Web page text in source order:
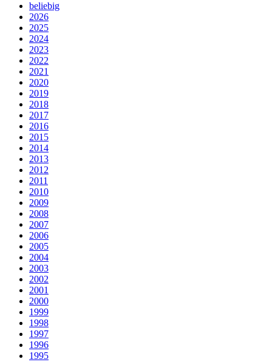
beliebig
2026
2025
2024
2023
2022
2021
2020
2019
2018
2017
2016
2015
2014
2013
2012
2011
2010
2009
2008
2007
2006
2005
2004
2003
2002
2001
2000
1999
1998
1997
1996
1995